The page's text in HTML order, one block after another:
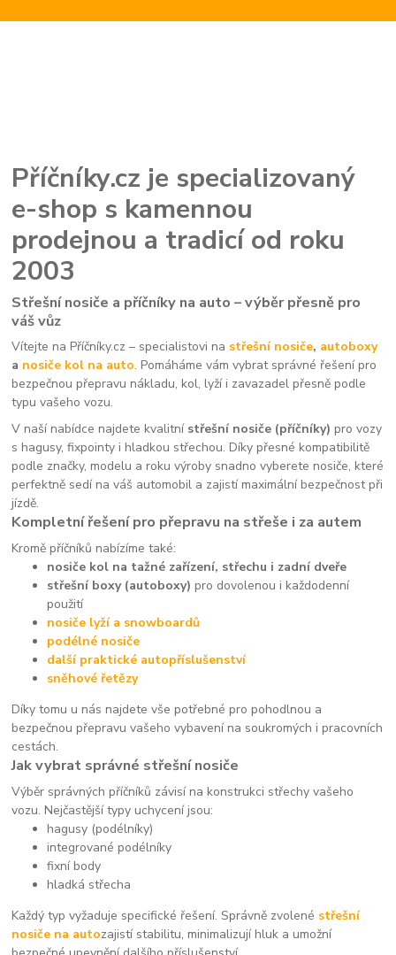
Příčníky.cz je specializovaný
e-shop s kamennou
prodejnou a tradicí od roku
2003
Střešní nosiče a příčníky na auto – výběr přesně pro
váš vůz
Vítejte na Příčníky.cz – specialistovi na střešní nosiče, autoboxy
a nosiče kol na auto. Pomáháme vám vybrat správné řešení pro
bezpečnou přepravu nákladu, kol, lyží i zavazadel přesně podle
typu vašeho vozu.
V naší nabídce najdete kvalitní střešní nosiče (příčníky) pro vozy
s hagusy, fixpointy i hladkou střechou. Díky přesné kompatibilitě
podle značky, modelu a roku výroby snadno vyberete nosiče, které
perfektně sedí na váš automobil a zajistí maximální bezpečnost při
jízdě.
Kompletní řešení pro přepravu na střeše i za autem
Kromě příčníků nabízíme také:
nosiče kol na tažné zařízení, střechu i zadní dveře
střešní boxy (autoboxy) pro dovolenou i každodenní
použití
nosiče lyží a snowboardů
podélné nosiče
další praktické autopříslušenství
sněhové řetězy
Díky tomu u nás najdete vše potřebné pro pohodlnou a
bezpečnou přepravu vašeho vybavení na soukromých i pracovních
cestách.
Jak vybrat správné střešní nosiče
Výběr správných příčníků závisí na konstrukci střechy vašeho
vozu. Nejčastější typy uchycení jsou:
hagusy (podélníky)
integrované podélníky
fixní body
hladká střecha
Každý typ vyžaduje specifické řešení. Správně zvolené střešní
nosiče na autozajistí stabilitu, minimalizují hluk a umožní